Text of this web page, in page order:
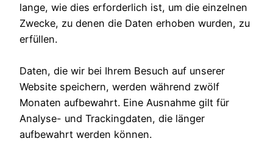
lange, wie dies erforderlich ist, um die einzelnen
Zwecke, zu denen die Daten erhoben wurden, zu
erfüllen.
Daten, die wir bei Ihrem Besuch auf unserer
Website speichern, werden während zwölf
Monaten aufbewahrt. Eine Ausnahme gilt für
Analyse- und Trackingdaten, die länger
aufbewahrt werden können.